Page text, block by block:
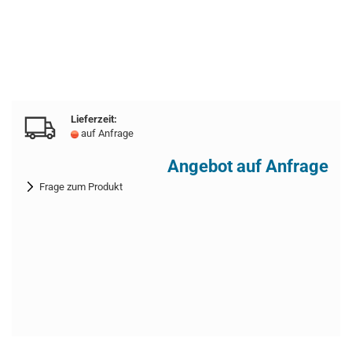
Lieferzeit:
auf Anfrage
Angebot auf Anfrage
Frage zum Produkt